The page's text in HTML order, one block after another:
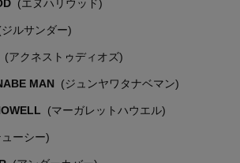
(エヌハリウッド)
ジルサンダー)
(アクネストゥディオズ)
MAN (ジュンヤワタナベマン)
(マーガレットハウエル)
ーシー)